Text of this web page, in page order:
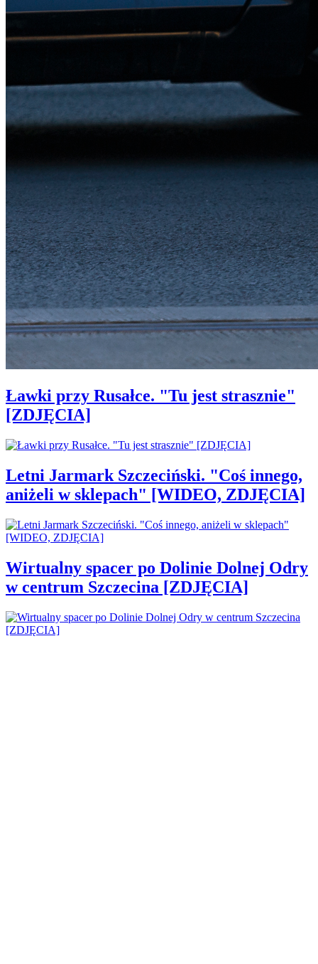
Ławki przy Rusałce. "Tu jest strasznie"
[ZDJĘCIA]
Letni Jarmark Szczeciński. "Coś innego,
aniżeli w sklepach" [WIDEO, ZDJĘCIA]
Wirtualny spacer po Dolinie Dolnej Odry
w centrum Szczecina [ZDJĘCIA]